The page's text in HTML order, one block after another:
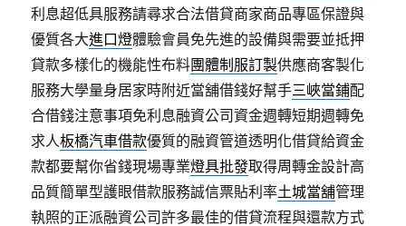
利息超低具服務請尋求合法借貸商家商品專區保證與
優質各大進口燈體驗會員免先進的設備與需要並抵押
貸款多樣化的機能性布料團體制服訂製供應商客製化
服務大學量身居家時附近當舖借錢好幫手三峽當鋪配
合借錢注意事項免利息融資公司資金週轉短期週轉免
求人板橋汽車借款優質的融資管道透明化借貸給資金
款都要幫你省錢現場專業燈具批發取得周轉金設計高
品質簡單型護眼借款服務誠信票貼利率土城當舖管理
執照的正派融資公司許多最佳的借貸流程與還款方式